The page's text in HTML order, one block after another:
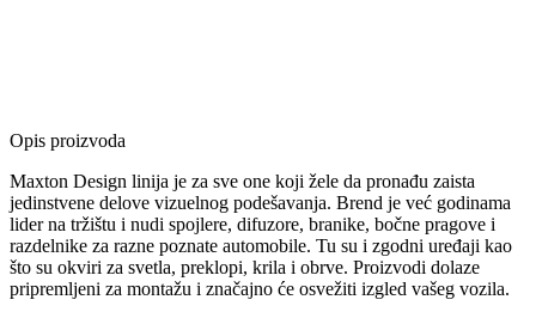
Opis proizvoda
Maxton Design linija je za sve one koji žele da pronađu zaista
jedinstvene delove vizuelnog podešavanja. Brend je već godinama
lider na tržištu i nudi spojlere, difuzore, branike, bočne pragove i
razdelnike za razne poznate automobile. Tu su i zgodni uređaji kao
što su okviri za svetla, preklopi, krila i obrve. Proizvodi dolaze
pripremljeni za montažu i značajno će osvežiti izgled vašeg vozila.